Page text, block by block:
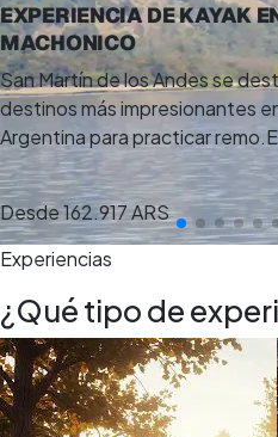
EXPERIENCIA DE KAYAK
MACHONICO
San Martín de los Andes se
destinos más impresionantes
Argentina para practicar
Desde162.917 ARS
Experiencias
¿Qué tipo de